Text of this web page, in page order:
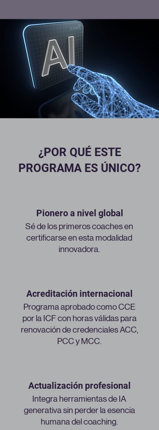
¿POR QUÉ ESTE
PROGRAMA ES ÚNICO?
Pionero a nivel global
Sé de los primeros coaches en
certificarse en esta modalidad
innovadora.
Acreditación internacional
Programa aprobado como CCE
por la ICF con horas válidas para
renovación de credenciales ACC,
PCC y MCC.
Actualización profesional
Integra herramientas de IA
generativa sin perder la esencia
humana del coaching.